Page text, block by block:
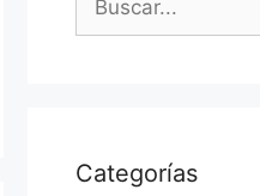
Categorías